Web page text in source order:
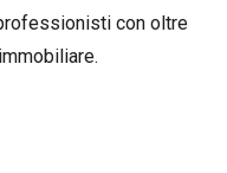
con oltre